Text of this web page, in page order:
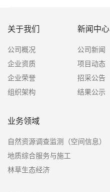
关于我们
公司概况
企业资质
企业荣誉
组织架构
新闻中心
公司新闻
项目动态
招采公告
结果公示
业务领域
自然资源调查监测（空间信息）
地质综合服务与施工
林草生态经济